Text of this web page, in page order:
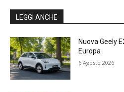
LEGGI ANCHE
Nuova Geely
Europa
6 Agosto 2026